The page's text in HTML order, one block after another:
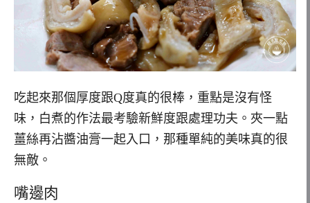
吃起來那個厚度跟Q度真的很棒，重點是沒有怪
味，白煮的作法最考驗新鮮度跟處理功夫。夾一點
薑絲再沾醬油膏一起入口，那種單純的美味真的很
無敵。
嘴邊肉